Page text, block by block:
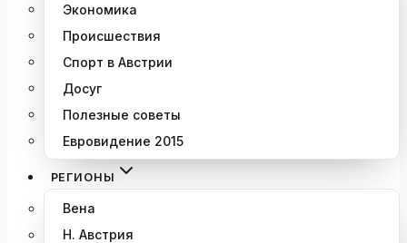
Экономика
Происшествия
Спорт в Австрии
Досуг
Полезные советы
Евровидение 2015
РЕГИОНЫ
Вена
Н. Австрия